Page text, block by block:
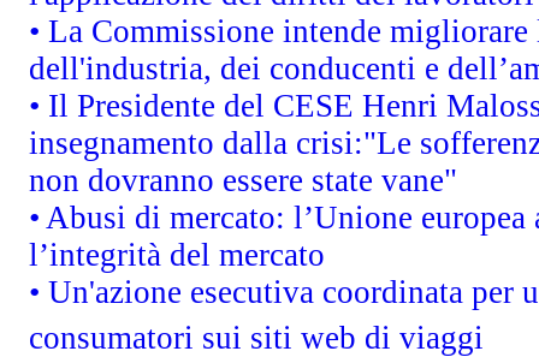
• La Commissione intende
dell'industria, dei conducenti e
• Il Presidente del CESE Henri
insegnamento dalla crisi:"Le
non dovranno essere state vane"
• Abusi di mercato: l’Unione
l’integrità del mercato
• Un'azione esecutiva coordinata
consumatori sui siti web di viaggi